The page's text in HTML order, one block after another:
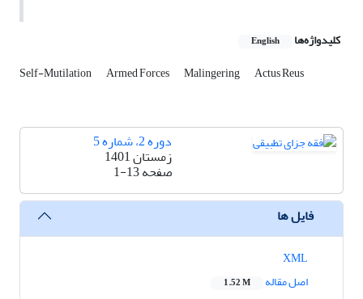
کلیدواژه‌ها English
Self-Mutilation Armed Forces Malingering Actus Reus
دوره 2، شماره 5
زمستان 1401
صفحه1-13
فایل ها
اصل مقاله
1.52 M